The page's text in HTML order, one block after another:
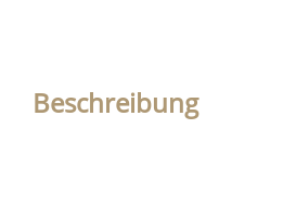
Beschreibung